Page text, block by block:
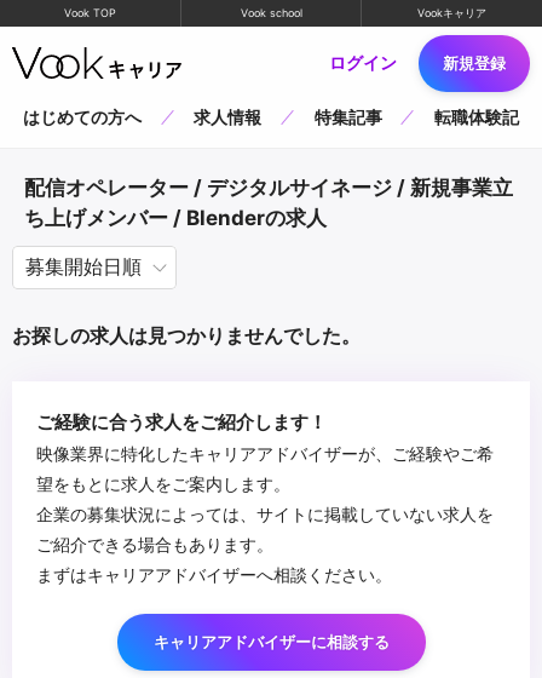
Vook TOP Vook school Vookキャリア
ログイン 新規登録
はじめての方へ 求人情報 特集記事 転職体験記
配信オペレーター / デジタルサイネージ / 新規事業立
ち上げメンバー / Blenderの求人
お探しの求人は見つかりませんでした。
ご経験に合う求人をご紹介します！
映像業界に特化したキャリアアドバイザーが、ご経験やご希
望をもとに求人をご案内します。
企業の募集状況によっては、サイトに掲載していない求人を
ご紹介できる場合もあります。
まずはキャリアアドバイザーへ相談ください。
キャリアアドバイザーに相談する